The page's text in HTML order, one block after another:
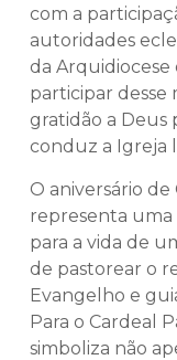
com a
autoridades
da Arquidiocese
participar desse
gratidão a Deus
conduz a Igreja
O aniversário de
representa uma
para a vida de
de pastorear o
Evangelho e
Para o Cardeal
simboliza não